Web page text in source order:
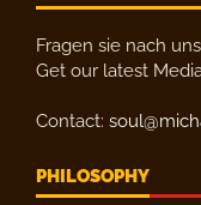
Fragen sie nach
Get our latest
Contact:
PHILOSOPHY